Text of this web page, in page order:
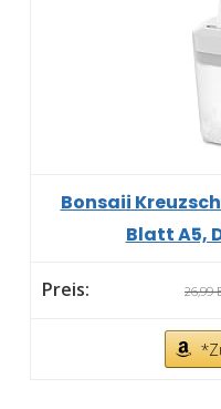
Bonsaii
Blatt A5,
26,99